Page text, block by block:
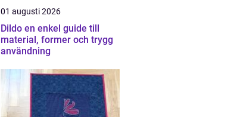
01 augusti 2026
Dildo en enkel guide till
material, former och trygg
användning